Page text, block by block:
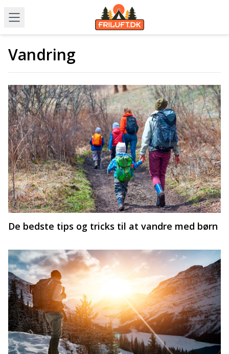
Vandring
De bedste tips og tricks til at vandre med børn